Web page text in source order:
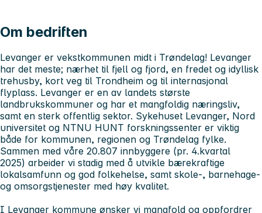
Om bedriften
Levanger er vekstkommunen midt i Trøndelag! Levanger
har det meste; nærhet til fjell og fjord, en fredet og idyllisk
trehusby, kort veg til Trondheim og til internasjonal
flyplass. Levanger er en av landets største
landbrukskommuner og har et mangfoldig næringsliv,
samt en sterk offentlig sektor. Sykehuset Levanger, Nord
universitet og NTNU HUNT forskningssenter er viktig
både for kommunen, regionen og Trøndelag fylke.
Sammen med våre 20.807 innbyggere (pr. 4.kvartal
2025) arbeider vi stadig med å utvikle bærekraftige
lokalsamfunn og god folkehelse, samt skole-, barnehage-
og omsorgstjenester med høy kvalitet.
I Levanger kommune ønsker vi mangfold og oppfordrer